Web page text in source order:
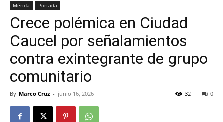
Mérida Portada
Crece polémica en Ciudad
Caucel por señalamientos
contra exintegrante de grupo
comunitario
By Marco Cruz - junio 16, 2026 0
32